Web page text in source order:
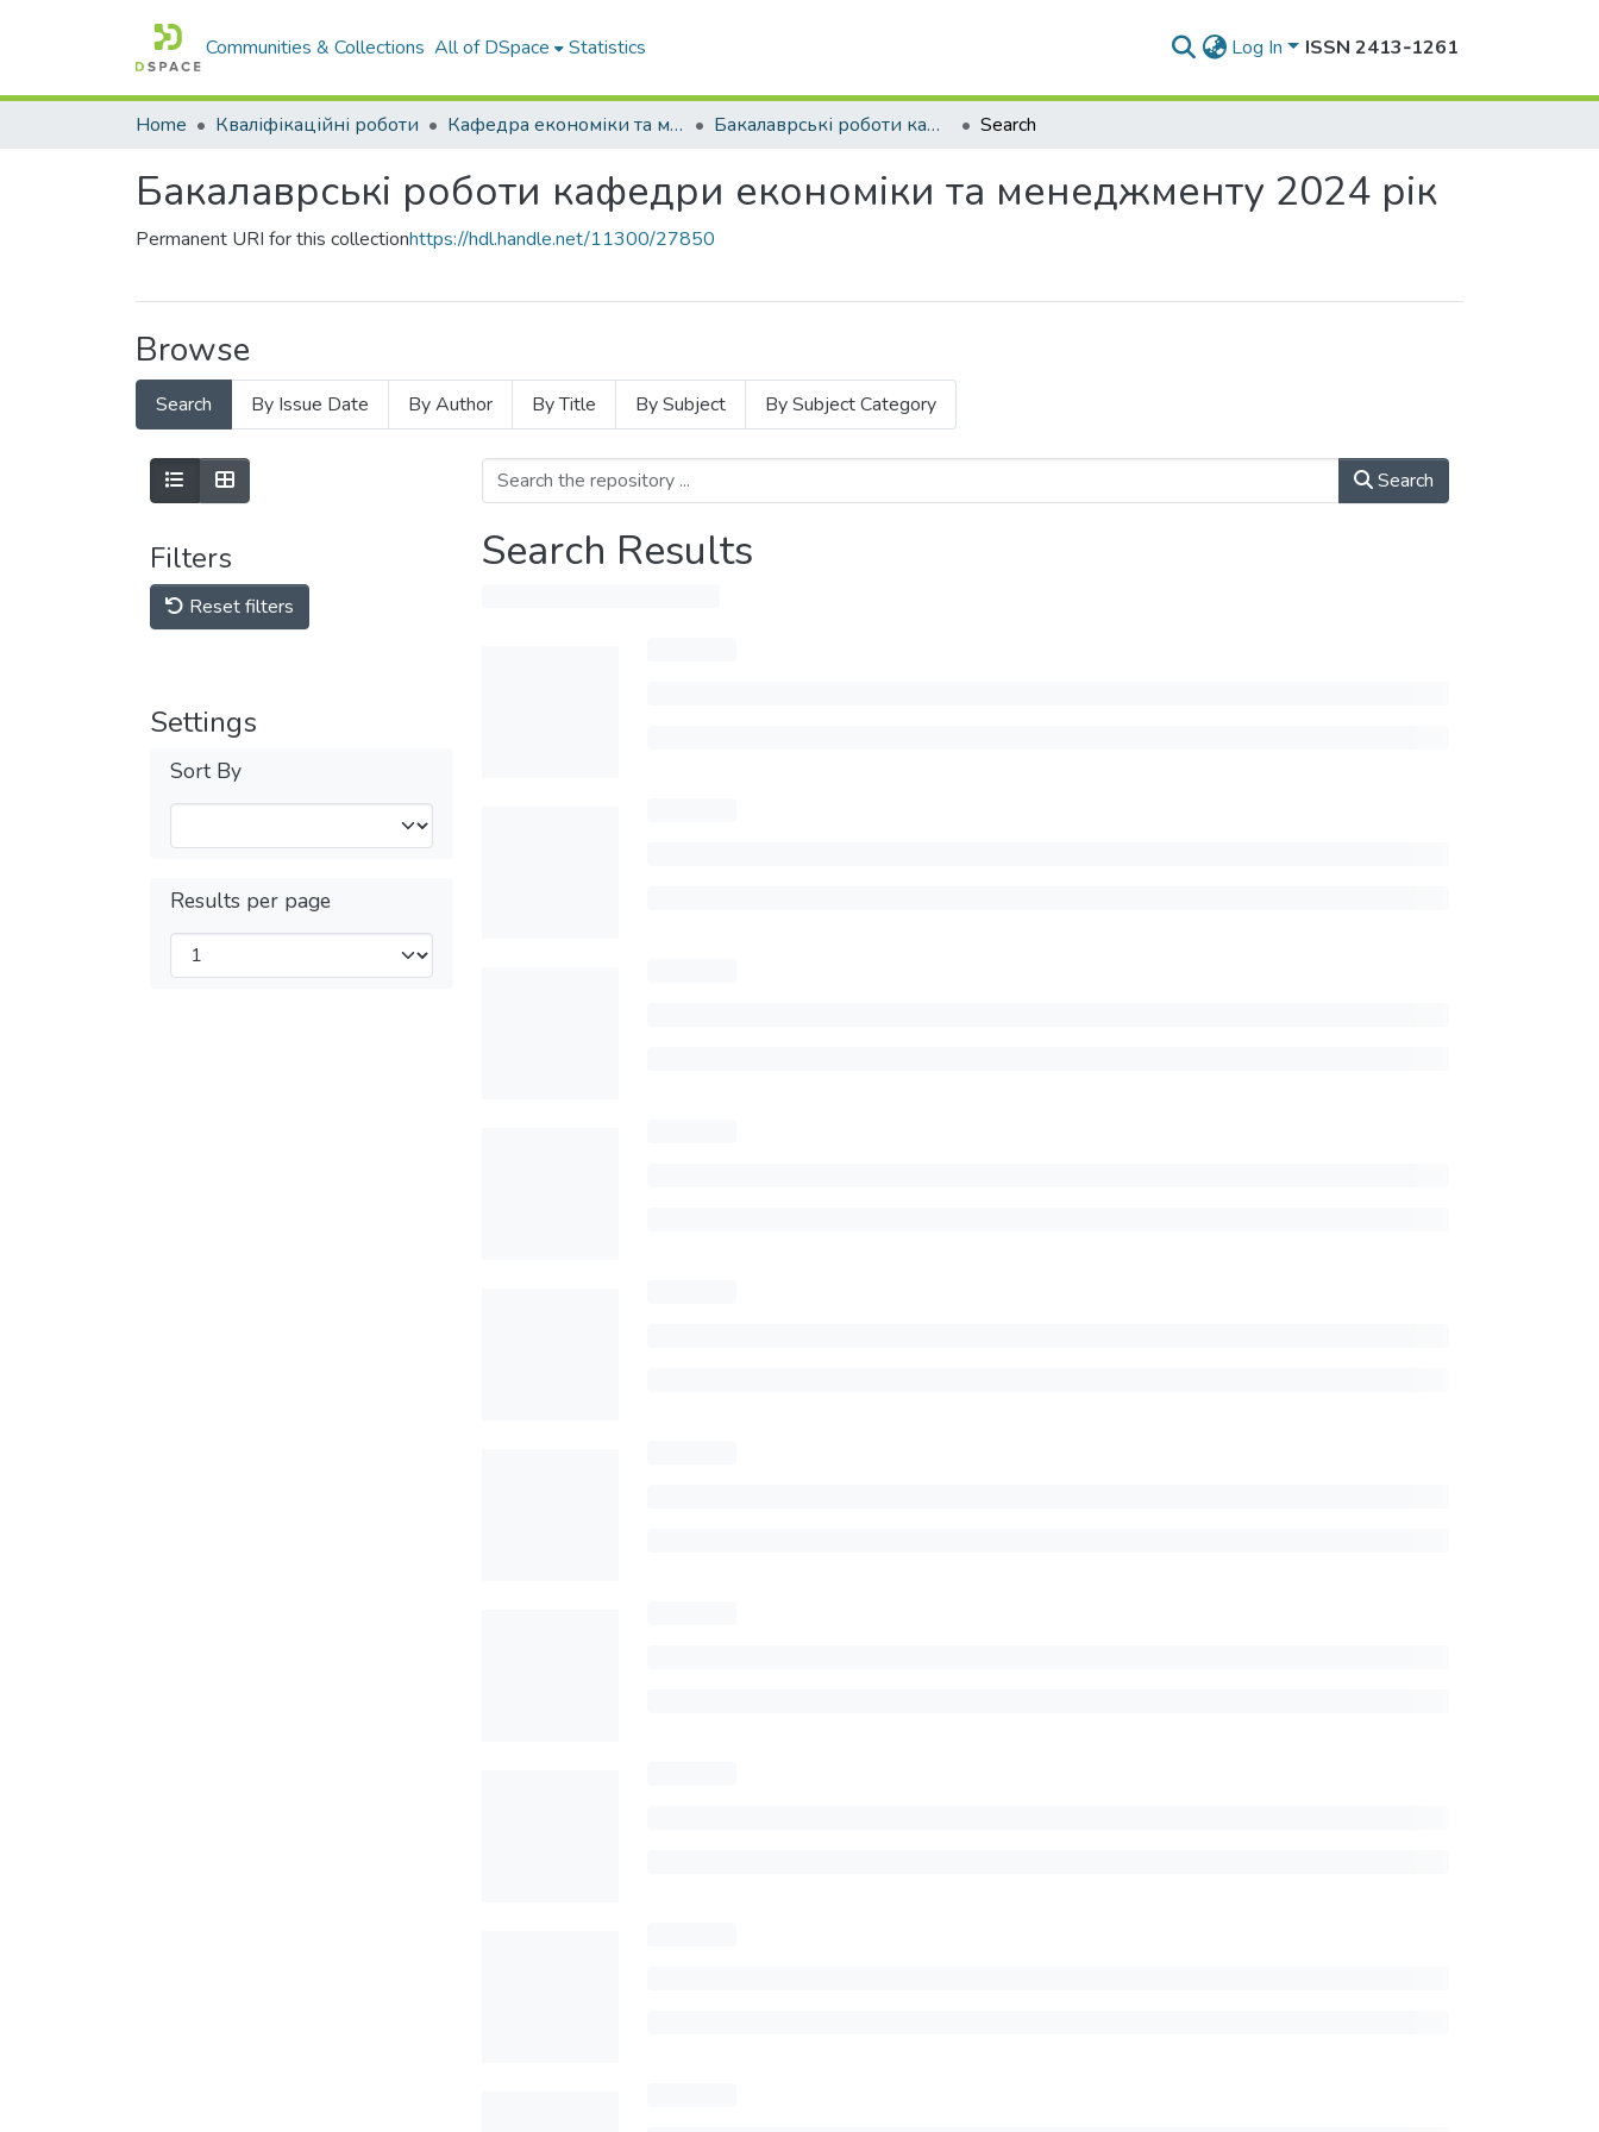
Communities & Collections All of DSpace Statistics Log In ISSN 2413‑1261
Home Кваліфікаційні роботи Кафедра економіки та менеджменту Бакалаврські роботи кафедри економіки та менеджменту 2024 рік Search
Бакалаврські роботи кафедри економіки та менеджменту 2024 рік
Permanent URI for this collectionhttps://hdl.handle.net/11300/27850
Browse
Search By Issue Date By Author By Title By Subject By Subject Category
Filters
Reset filters
Settings
Sort By
Results per page
Search
Search Results